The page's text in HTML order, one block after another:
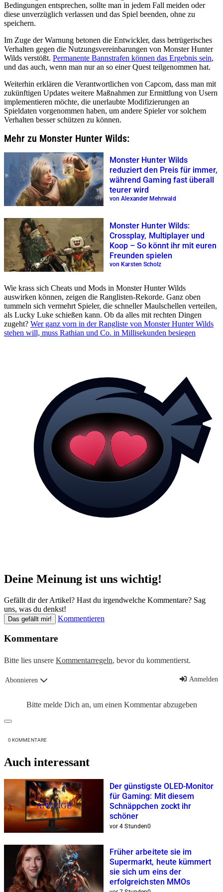
Bedingungen entsprechen, sollte man in jedem Fall meiden oder
diese unverzüglich verlassen und das Spiel beenden, ohne zu
speichern.
Im Zuge der Warnung betonen die Entwickler, dass betrügerisches
Verhalten gegen die Nutzungsvereinbarungen von Monster Hunter
Wilds verstößt. Permanente Bannstrafen können das Ergebnis sein,
und das auch, wenn man nur an so einer Quest teilgenommen hat.
Weiterhin erklären die Verantwortlichen von Capcom, dass man mit
zukünftigen Updates weitere Maßnahmen zur Ermittlung von Usern
implementieren möchte, die unerlaubte Modifizierungen an
Spieldaten vorgenommen haben, um andere Spieler vor solchem
Verhalten besser schützen zu können.
Mehr zu Monster Hunter Wilds:
Monster Hunter Wilds
reduziert den Preis für immer,
während Gaming fast überall
teurer wird
von Alexander Mehrwald
Monster Hunter Wilds:
Crossplay, Multiplayer und
Koop – So könnt ihr mit euren
Freunden spielen
von Karsten Scholz
Wie krass sich Cheats und Mods in Monster Hunter Wilds
auswirken können, zeigen die Ranglisten-Rekorde. Ganz oben
tummeln sich vermehrt Spieler, die schneller Maulschellen verteilen,
als Lucky Luke schießen kann. Ob da alles mit rechten Dingen
zugeht? Wer ganz vorn in der Rangliste von Monster Hunter Wilds
stehen will, muss Rathian und Co. in Millisekunden besiegen
Deine Meinung ist uns wichtig!
Gefällt dir der Artikel? Hast du irgendwelche Kommentare? Sag
uns, was du denkst!
Das gefällt mir! Kommentieren
Kommentare
Bitte lies unsere Kommentarregeln, bevor du kommentierst.
Abonnieren Anmelden
Bitte melde Dich an, um einen Kommentar abzugeben
0 KOMMENTARE
Auch interessant
ANZEIGE
Der günstigste OLED-Monitor
für Gaming: Mit diesem
Schnäppchen zockt ihr
schöner
vor 4 Stunden0
Früher arbeitete sie im
Supermarkt, heute kümmert
sie sich um eins der
erfolgreichsten MMOs